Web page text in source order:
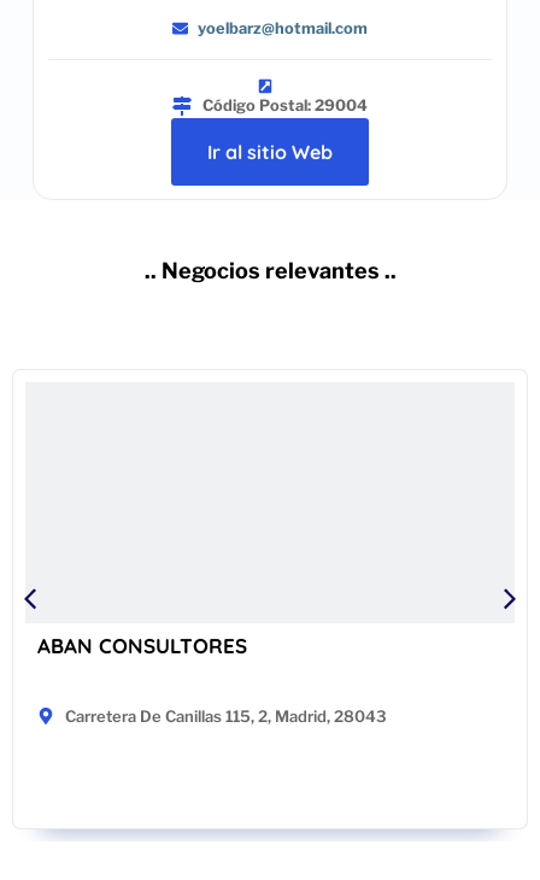
yoelbarz@hotmail.com
Código Postal: 29004
Ir al sitio Web
.. Negocios relevantes ..
ABAN CONSULTORES
Carretera De Canillas 115, 2, Madrid, 28043